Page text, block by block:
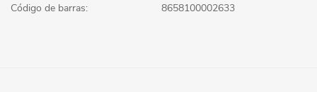
Código de barras: 8658100002633